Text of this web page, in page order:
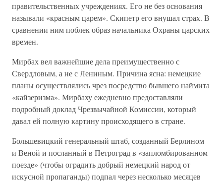
правительственных учреждениях. Его не без основания
называли «красным царем». Скипетр его внушал страх. В
сравнении ним поблек образ начальника Охраны царских
времен.
Мирбах вел важнейшие дела преимущественно с
Свердловым, а не с Лениным. Причина ясна: немецкие
планы осуществлялись чрез посредство бывшего наймита
«кайзеризма». Мирбаху ежедневно предоставляли
подробный доклад Чрезвычайной Комиссии, который
давал ей полную картину происходящего в стране.
Большевицкий генеральный штаб, созданный Берлином
и Веной и посланный в Петроград в «запломбированном
поезде» (чтобы оградить добрый немецкий народ от
искусной пропаганды) подпал через несколько месяцев